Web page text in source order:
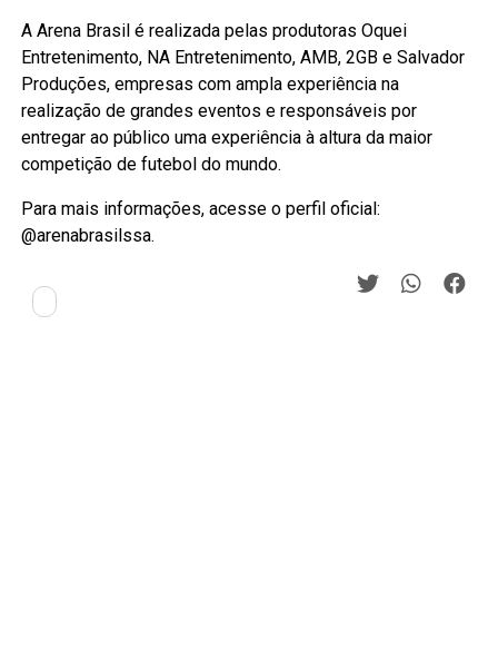
A Arena Brasil é realizada pelas produtoras Oquei
Entretenimento, NA Entretenimento, AMB, 2GB e Salvador
Produções, empresas com ampla experiência na
realização de grandes eventos e responsáveis por
entregar ao público uma experiência à altura da maior
competição de futebol do mundo.
Para mais informações, acesse o perfil oficial:
@arenabrasilssa.